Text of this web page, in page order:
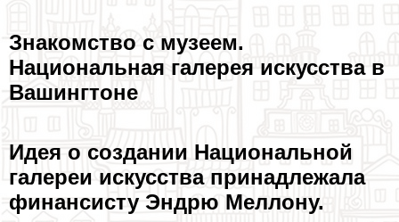
Знакомство с музеем.
Национальная галерея искусства в
Вашингтоне
Идея о создании Национальной
галереи искусства принадлежала
финансисту Эндрю Меллону.